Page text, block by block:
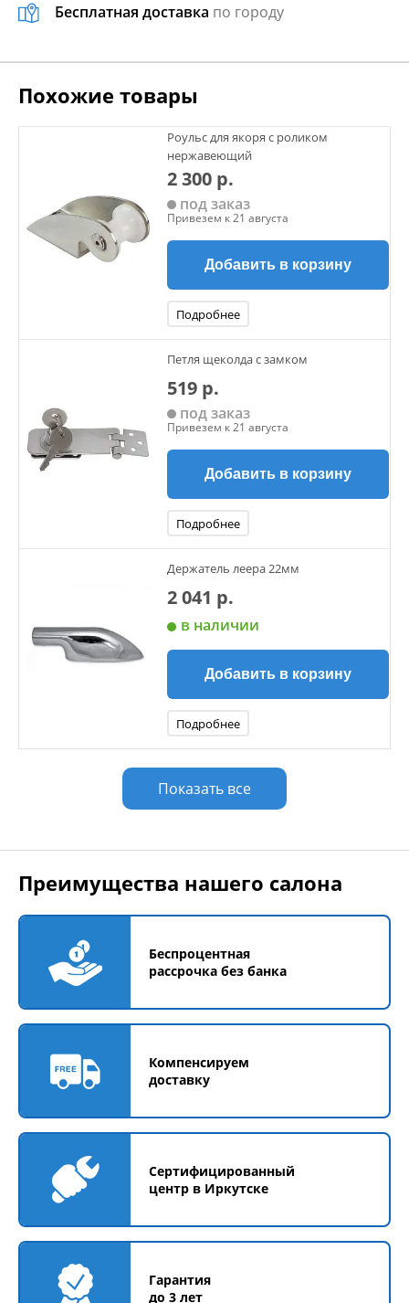
Бесплатная доставка по городу
Похожие товары
Роульс для якоря с роликом
нержавеющий
2 300 р.
под заказ
Привезем к 21 августа
Добавить в корзину
Подробнее
Петля щеколда с замком
519 р.
под заказ
Привезем к 21 августа
Добавить в корзину
Подробнее
Держатель леера 22мм
2 041 р.
в наличии
Добавить в корзину
Подробнее
Показать все
Преимущества нашего салона
Беспроцентная
рассрочка без банка
Компенсируем
доставку
Сертифицированный
центр в Иркутске
Гарантия
до 3 лет